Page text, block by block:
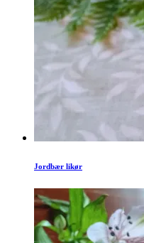
Jordbær likør